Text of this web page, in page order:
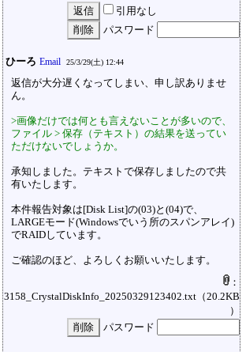
引用なし
パスワード
ひーろ Email 25/3/29(土) 12:44
返信が大分遅くなってしまい、申し訳ありませ
ん。
>画像だけでは何とも言えないことが多いので、
ファイル > 保存（テキスト）の結果を送ってい
ただけないでしょうか。
承知しました。テキストで保存しましたので共
有いたします。
本件報告対象は[Disk List]の(03)と(04)で、
LARGEモード(Windowsでいう所のスパンアレイ)
でRAIDしています。
ご確認のほど、よろしくお願いいたします。
：
3158_CrystalDiskInfo_20250329123402.txt （20.2KB
）
パスワード